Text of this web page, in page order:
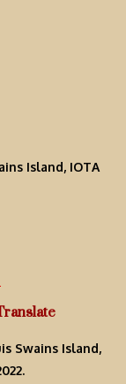
Island, IOTA
Swains Island,